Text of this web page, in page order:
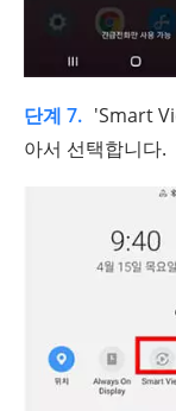
단계 7. 'Smart
아서 선택합니다.